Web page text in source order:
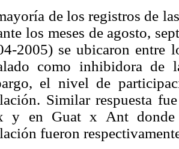
de los registros de
los meses de agosto,
2005) se ubicaron entre
como inhibidora
el nivel de
Similar respuesta
y en Guat x Ant donde
fueron